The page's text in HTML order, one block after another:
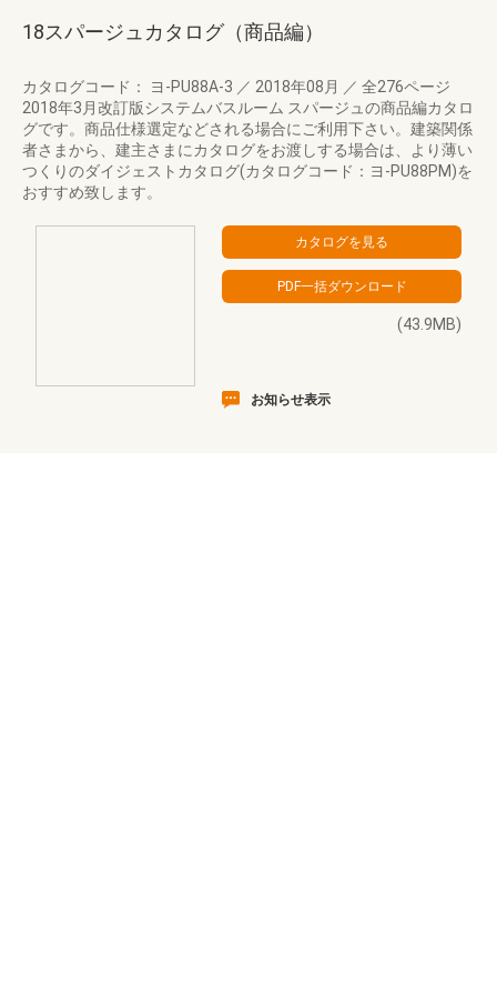
18スパージュカタログ（商品編）
カタログコード： ヨ-PU88A-3 ／ 2018年08月 ／ 全276ページ
2018年3月改訂版システムバスルーム スパージュの商品編カタロ
グです。商品仕様選定などされる場合にご利用下さい。建築関係
者さまから、建主さまにカタログをお渡しする場合は、より薄い
つくりのダイジェストカタログ(カタログコード：ヨ-PU88PM)を
おすすめ致します。
(43.9MB)
お知らせ表示